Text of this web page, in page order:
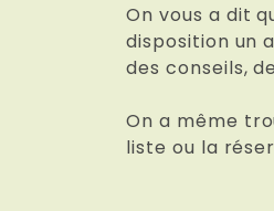
On vous a dit
disposition un
des conseils,
On a même
liste ou la